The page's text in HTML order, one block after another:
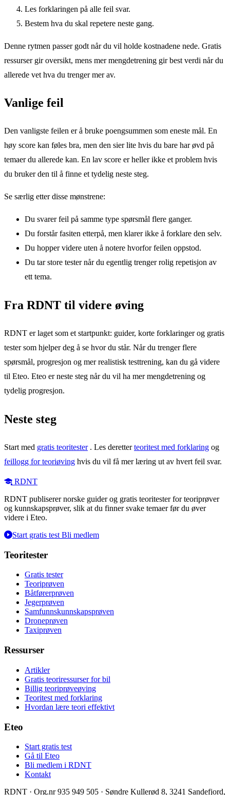
Les forklaringen på alle feil svar.
Bestem hva du skal repetere neste gang.
Denne rytmen passer godt når du vil holde kostnadene nede. Gratis
ressurser gir oversikt, mens mer mengdetrening gir best verdi når du
allerede vet hva du trenger mer av.
Vanlige feil
Den vanligste feilen er å bruke poengsummen som eneste mål. En
høy score kan føles bra, men den sier lite hvis du bare har øvd på
temaer du allerede kan. En lav score er heller ikke et problem hvis
du bruker den til å finne et tydelig neste steg.
Se særlig etter disse mønstrene:
Du svarer feil på samme type spørsmål flere ganger.
Du forstår fasiten etterpå, men klarer ikke å forklare den selv.
Du hopper videre uten å notere hvorfor feilen oppstod.
Du tar store tester når du egentlig trenger rolig repetisjon av
ett tema.
Fra RDNT til videre øving
RDNT er laget som et startpunkt: guider, korte forklaringer og gratis
tester som hjelper deg å se hvor du står. Når du trenger flere
spørsmål, progresjon og mer realistisk testtrening, kan du gå videre
til Eteo. Eteo er neste steg når du vil ha mer mengdetrening og
tydelig progresjon.
Neste steg
Start med gratis teoritester. Les deretterteoritest med forklaring og
feillogg for teoriøving hvis du vil få mer læring ut av hvert feil svar.
RDNT
RDNT publiserer norske guider og gratis teoritester for teoriprøver
og kunnskapsprøver, slik at du finner svake temaer før du øver
videre i Eteo.
Start gratis test Bli medlem
Teoritester
Gratis tester
Teoriprøven
Båtførerprøven
Jegerprøven
Samfunnskunnskapsprøven
Droneprøven
Taxiprøven
Ressurser
Artikler
Gratis teoriressurser for bil
Billig teoriprøveøving
Teoritest med forklaring
Hvordan lære teori effektivt
Eteo
Start gratis test
Gå til Eteo
Bli medlem i RDNT
Kontakt
RDNT · Org.nr 935 949 505 · Søndre Kullerød 8, 3241 Sandefjord,